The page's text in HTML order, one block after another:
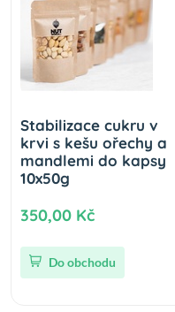
Stabilizace cukru v
krvi s kešu ořechy a
mandlemi do kapsy
10x50g
350,00 Kč
Do obchodu